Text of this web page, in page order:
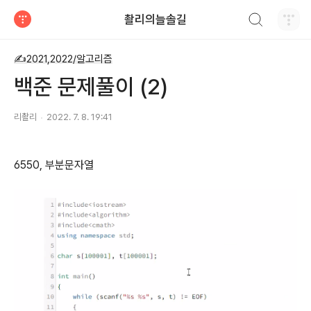
촬리의늘솔길
✍2021,2022/알고리즘
백준 문제풀이 (2)
리촬리 2022. 7. 8. 19:41
6550, 부분문자열